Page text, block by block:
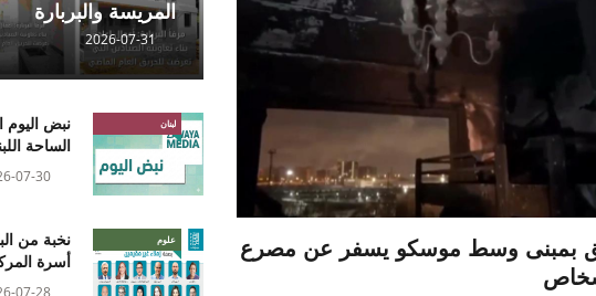
بمبنى وسط موسكو يسفر عن مصرع
المريسة والبربارة
2026-07-31
لبنان
الساحة
07-30
علوم
نخبة من
أسرة